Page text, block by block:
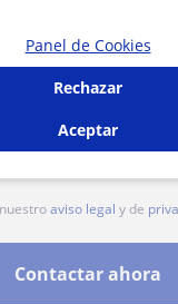
aviso legal y de
Contactar ahora
Panel de Cookies
Rechazar
Aceptar